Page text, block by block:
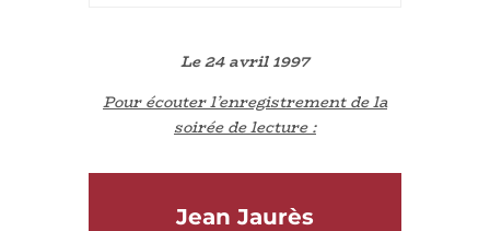
Le 24 avril 1997
Pour écouter l’enregistrement de la
soirée de lecture :
Jean Jaurès